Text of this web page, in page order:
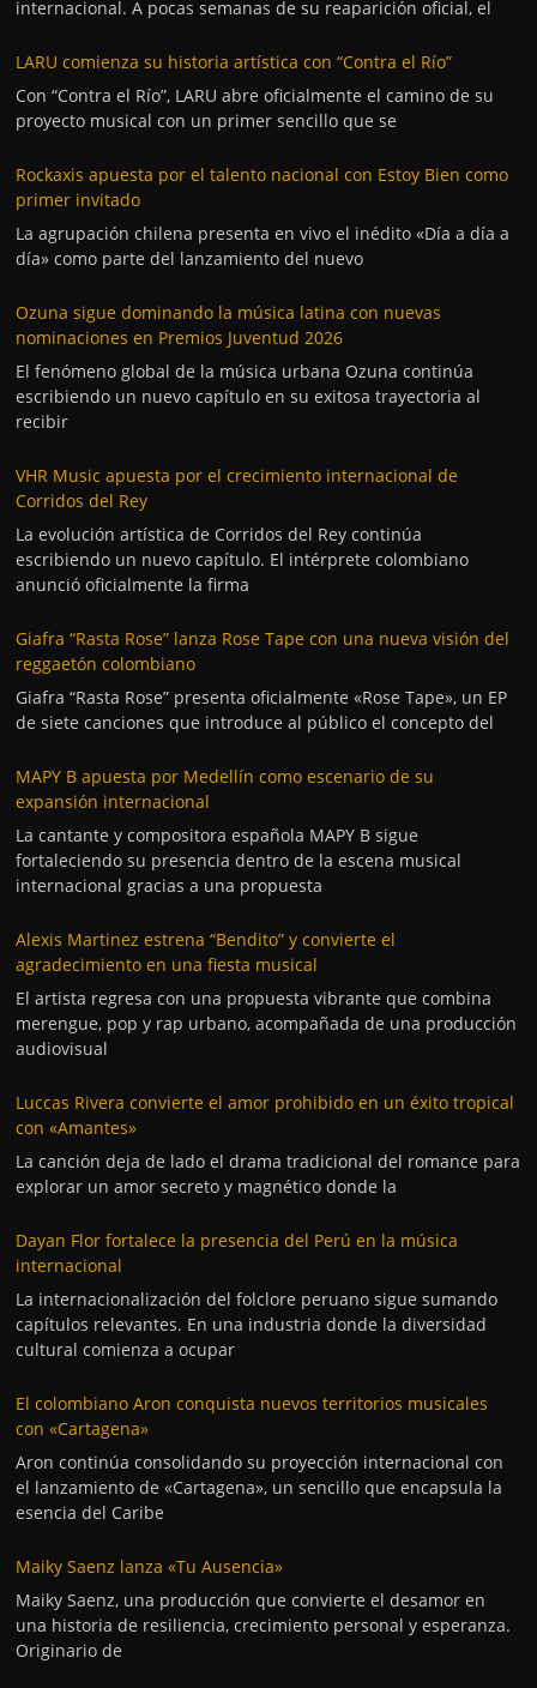
internacional. A pocas semanas de su reaparición oficial, el
LARU comienza su historia artística con “Contra el Río”
Con “Contra el Río”, LARU abre oficialmente el camino de su
proyecto musical con un primer sencillo que se
Rockaxis apuesta por el talento nacional con Estoy Bien como
primer invitado
La agrupación chilena presenta en vivo el inédito «Día a día a
día» como parte del lanzamiento del nuevo
Ozuna sigue dominando la música latina con nuevas
nominaciones en Premios Juventud 2026
El fenómeno global de la música urbana Ozuna continúa
escribiendo un nuevo capítulo en su exitosa trayectoria al
recibir
VHR Music apuesta por el crecimiento internacional de
Corridos del Rey
La evolución artística de Corridos del Rey continúa
escribiendo un nuevo capítulo. El intérprete colombiano
anunció oficialmente la firma
Giafra “Rasta Rose” lanza Rose Tape con una nueva visión del
reggaetón colombiano
Giafra “Rasta Rose” presenta oficialmente «Rose Tape», un EP
de siete canciones que introduce al público el concepto del
MAPY B apuesta por Medellín como escenario de su
expansión internacional
La cantante y compositora española MAPY B sigue
fortaleciendo su presencia dentro de la escena musical
internacional gracias a una propuesta
Alexis Martinez estrena “Bendito” y convierte el
agradecimiento en una fiesta musical
El artista regresa con una propuesta vibrante que combina
merengue, pop y rap urbano, acompañada de una producción
audiovisual
Luccas Rivera convierte el amor prohibido en un éxito tropical
con «Amantes»
La canción deja de lado el drama tradicional del romance para
explorar un amor secreto y magnético donde la
Dayan Flor fortalece la presencia del Perú en la música
internacional
La internacionalización del folclore peruano sigue sumando
capítulos relevantes. En una industria donde la diversidad
cultural comienza a ocupar
El colombiano Aron conquista nuevos territorios musicales
con «Cartagena»
Aron continúa consolidando su proyección internacional con
el lanzamiento de «Cartagena», un sencillo que encapsula la
esencia del Caribe
Maiky Saenz lanza «Tu Ausencia»
Maiky Saenz, una producción que convierte el desamor en
una historia de resiliencia, crecimiento personal y esperanza.
Originario de